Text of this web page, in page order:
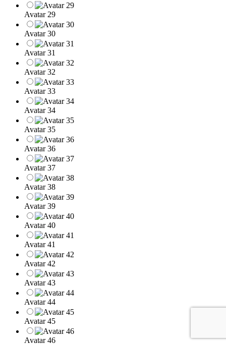
Avatar 29
Avatar 30
Avatar 31
Avatar 32
Avatar 33
Avatar 34
Avatar 35
Avatar 36
Avatar 37
Avatar 38
Avatar 39
Avatar 40
Avatar 41
Avatar 42
Avatar 43
Avatar 44
Avatar 45
Avatar 46